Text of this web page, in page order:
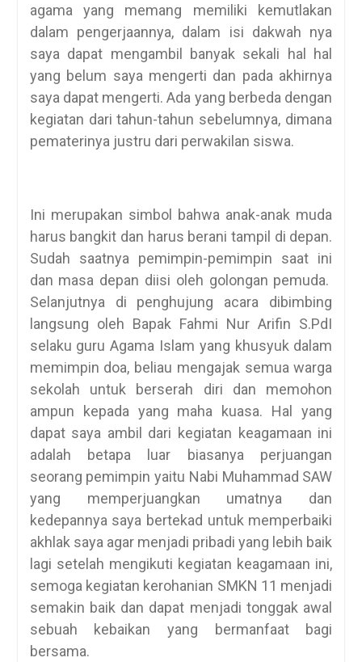
agama yang memang memiliki kemutlakan
dalam pengerjaannya, dalam isi dakwah nya
saya dapat mengambil banyak sekali hal hal
yang belum saya mengerti dan pada akhirnya
saya dapat mengerti. Ada yang berbeda dengan
kegiatan dari tahun-tahun sebelumnya, dimana
pematerinya justru dari perwakilan siswa.
Ini merupakan simbol bahwa anak-anak muda
harus bangkit dan harus berani tampil di depan.
Sudah saatnya pemimpin-pemimpin saat ini
dan masa depan diisi oleh golongan pemuda.
Selanjutnya di penghujung acara dibimbing
langsung oleh Bapak Fahmi Nur Arifin S.PdI
selaku guru Agama Islam yang khusyuk dalam
memimpin doa, beliau mengajak semua warga
sekolah untuk berserah diri dan memohon
ampun kepada yang maha kuasa. Hal yang
dapat saya ambil dari kegiatan keagamaan ini
adalah betapa luar biasanya perjuangan
seorang pemimpin yaitu Nabi Muhammad SAW
yang memperjuangkan umatnya dan
kedepannya saya bertekad untuk memperbaiki
akhlak saya agar menjadi pribadi yang lebih baik
lagi setelah mengikuti kegiatan keagamaan ini,
semoga kegiatan kerohanian SMKN 11 menjadi
semakin baik dan dapat menjadi tonggak awal
sebuah kebaikan yang bermanfaat bagi
bersama.